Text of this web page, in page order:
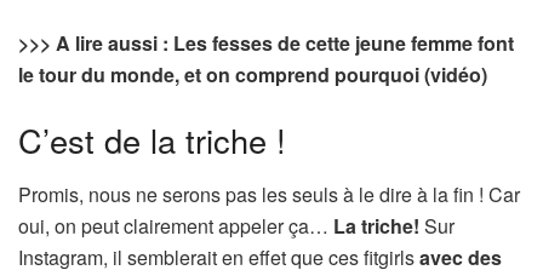
>>> A lire aussi : Les fesses de cette jeune femme font
le tour du monde, et on comprend pourquoi (vidéo)
C’est de la triche !
Promis, nous ne serons pas les seuls à le dire à la fin ! Car
oui, on peut clairement appeler ça… La triche! Sur
Instagram, il semblerait en effet que ces fitgirlsavec des